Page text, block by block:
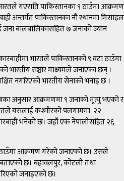
गएराति पाकिस्तानका ९ ठाउँमा आक्रमण
अन्तर्गत पाकिस्तानका नौ स्थानमा मिसाइल
बालबालिकासहित ७ जनाको ज्यान
भारतले पाकिस्तानको ९ वटा ठाउँमा
भारतीय सञ्चार माध्यमले जनाएका छन् ।
नगरिएको भारतीय सेनाको भनाइ छ ।
अनुसार आक्रमणमा ९ जनाको मृत्यु भएको र
यसलाई कश्मीरको पलगाममा ​ २२
भनेको छ। जहाँ एक नेपालीसहित २६
आक्रमण गरेको जनाएको छ। उसले
छ। बहावलपुर, कोटली तथा
जनाइएको छ।​